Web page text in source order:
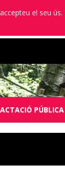
el seu
PÚBLICA